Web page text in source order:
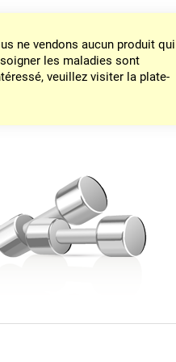
ne vendons aucun produit qui
les maladies sont
veuillez visiter la plate-